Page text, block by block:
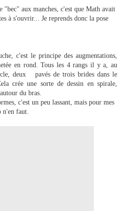
aux manches, c'est que Math avait
à s'ouvrir... Je reprends donc la pose
c'est le principe des augmentations,
en rond. Tous les 4 rangs il y a, au
deux pavés de trois brides dans le
crée une sorte de dessin en spirale,
du bras.
c'est un peu lassant, mais pour mes
n'en faut.